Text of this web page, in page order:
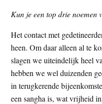
Kun je een top drie noemen
Het contact met
heen. Om daar alleen al te
slagen we uiteindelijk heel
hebben we wel duizenden
in terugkerende
een sangha is, wat vrijheid